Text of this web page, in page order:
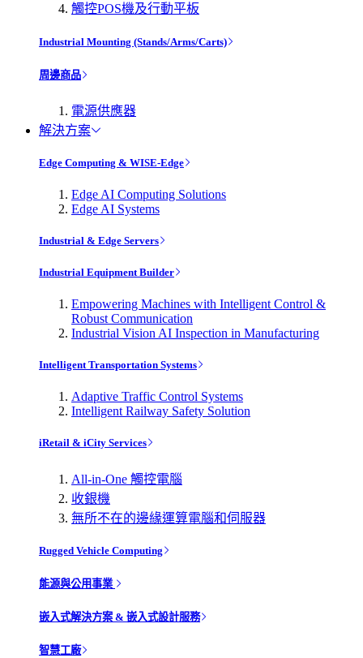
觸控POS機及行動平板
Industrial Mounting (Stands/Arms/Carts)
周邊商品
電源供應器
解決方案
Edge Computing & WISE-Edge
Edge AI Computing Solutions
Edge AI Systems
Industrial & Edge Servers
Industrial Equipment Builder
Empowering Machines with Intelligent Control &
Robust Communication
Industrial Vision AI Inspection in Manufacturing
Intelligent Transportation Systems
Adaptive Traffic Control Systems
Intelligent Railway Safety Solution
iRetail & iCity Services
All-in-One 觸控電腦
收銀機
無所不在的邊緣運算電腦和伺服器
Rugged Vehicle Computing
能源與公用事業
嵌入式解決方案 & 嵌入式設計服務
智慧工廠